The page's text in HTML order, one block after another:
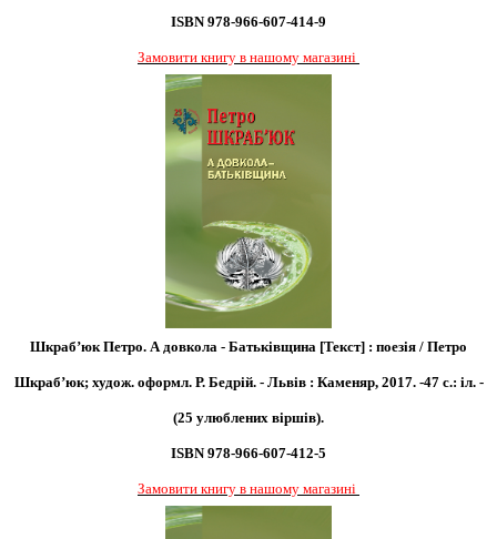
ISBN 978-966-607-414-9
Замовити книгу в нашому магазині
Шкраб’юк Петро. А довкола - Батьківщина [Текст] : поезія / Петро
Шкраб’юк; худож. оформл. Р. Бедрій. - Львів : Каменяр, 2017. -47 с.: іл. -
(25 улюблених віршів).
ISBN 978-966-607-412-5
Замовити книгу в нашому магазині